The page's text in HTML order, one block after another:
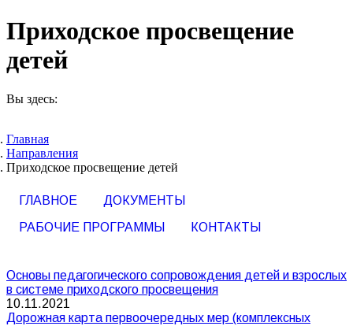
Приходское просвещение
детей
Вы здесь:
Главная
Направления
Приходское просвещение детей
ГЛАВНОЕ
ДОКУМЕНТЫ
РАБОЧИЕ ПРОГРАММЫ
КОНТАКТЫ
Основы педагогического сопровождения детей и взрослых
в системе приходского просвещения
10.11.2021
Дорожная карта первоочередных мер (комплексных